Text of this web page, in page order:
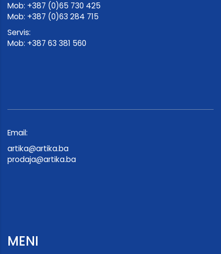
Mob: +387 (0)65 730 425
Mob: +387 (0)63 284 715
Servis:
Mob: +387 63 381 560
Email:
artika@artika.ba
prodaja@artika.ba
MENI